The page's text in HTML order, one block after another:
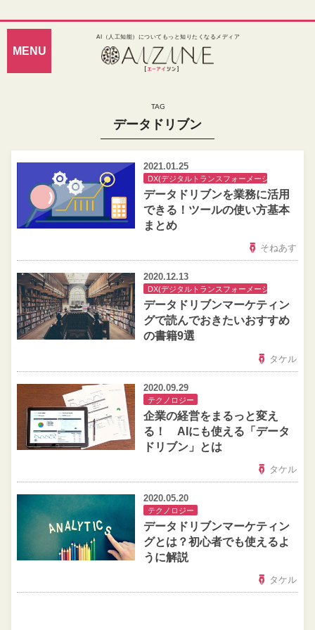
AI（人工知能）についてもっと知りたくなるメディア
データドリブン
2021.01.25
DX(デジタルトランスフォーメーション)
データドリブンを業務に活用
できる！ツールの使い方基本
まとめ
そねあす
2020.12.13
DX(デジタルトランスフォーメーション)
データドリブンマーケティン
グで読んでおきたいおすすめ
の書籍9選
タケル
2020.09.29
テクノロジー
企業の経営をまるっと変え
る！ AIにも使える「データ
ドリブン」とは
タケル
2020.05.20
テクノロジー
データドリブンマーケティン
グとは？初心者でも使えるよ
うに解説
タケル